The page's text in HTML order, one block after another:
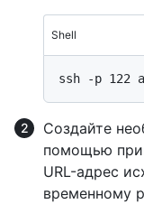
Shell
Создайте
помощью
URL-адрес
временному